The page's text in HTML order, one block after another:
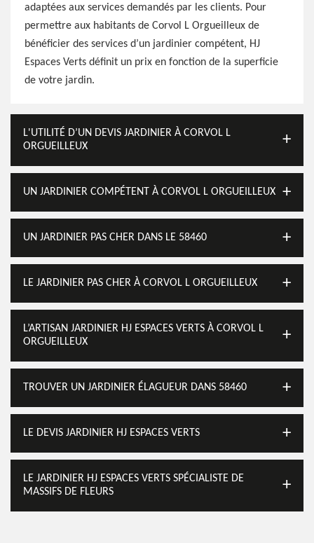
adaptées aux services demandés par les clients. Pour
permettre aux habitants de Corvol L Orgueilleux de
bénéficier des services d’un jardinier compétent, HJ
Espaces Verts définit un prix en fonction de la superficie
de votre jardin.
L'UTILITÉ D’UN DEVIS JARDINIER À CORVOL L
ORGUEILLEUX
UN JARDINIER COMPÉTENT À CORVOL L ORGUEILLEUX
UN JARDINIER PAS CHER DANS LE 58460
LE JARDINIER PAS CHER À CORVOL L ORGUEILLEUX
L’ARTISAN JARDINIER HJ ESPACES VERTS À CORVOL L
ORGUEILLEUX
TROUVER UN JARDINIER ÉLAGUEUR DANS 58460
LE DEVIS JARDINIER HJ ESPACES VERTS
LE JARDINIER HJ ESPACES VERTS SPÉCIALISTE DE
MASSIFS DE FLEURS